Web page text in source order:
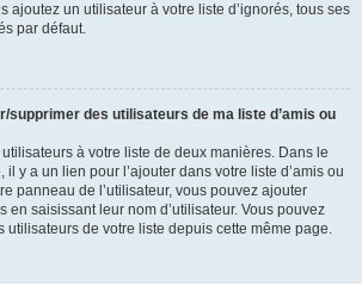
ajoutez un utilisateur à votre liste d’ignorés, tous ses
par défaut.
supprimer des utilisateurs de ma liste d’amis ou
à votre liste de deux manières. Dans le
y a un lien pour l’ajouter dans votre liste d’amis ou
panneau de l’utilisateur, vous pouvez ajouter
en saisissant leur nom d’utilisateur. Vous pouvez
utilisateurs de votre liste depuis cette même page.